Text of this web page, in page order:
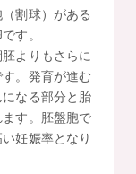
割球）がある
す。
よりもさらに
。発育が進む
なる部分と胎
す。胚盤胞で
妊娠率となり